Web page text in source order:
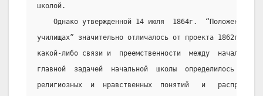
школой.
Однако утвержденной 14 июля  1864г.  “Положение  о
училищах” значительно отличалось от проекта 1862г.
какой-либо связи и  преемственности  между
главной  задачей  начальной  школы  определилось
религиозных  и  нравственных  понятий   и